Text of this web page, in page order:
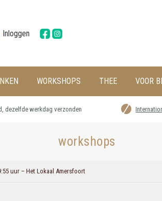
Inloggen
WORKSHOPS THEE VOOR
dezelfde werkdag verzonden
workshops
uur – Het Lokaal Amersfoort